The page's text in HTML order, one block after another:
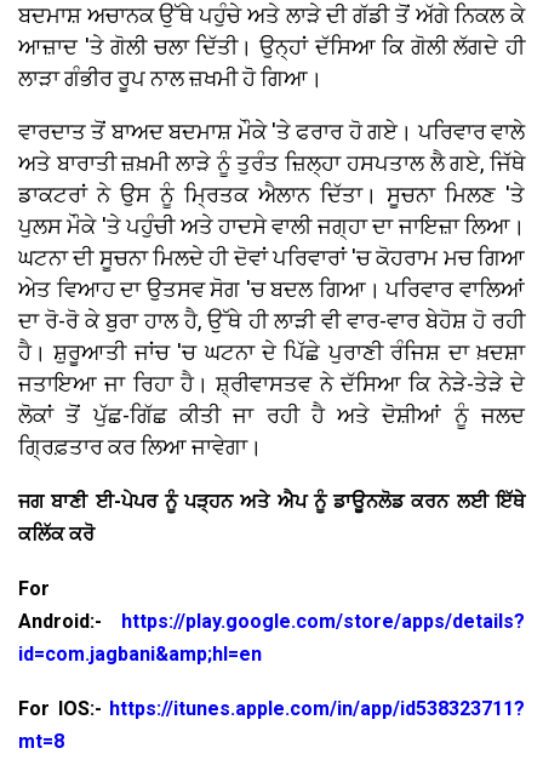
ਬਦਮਾਸ਼ ਅਚਾਨਕ ਉੱਥੇ ਪਹੁੰਚੇ ਅਤੇ ਲਾੜੇ ਦੀ ਗੱਡੀ ਤੋਂ ਅੱਗੇ ਨਿਕਲ ਕੇ
ਆਜ਼ਾਦ 'ਤੇ ਗੋਲੀ ਚਲਾ ਦਿੱਤੀ। ਉਨ੍ਹਾਂ ਦੱਸਿਆ ਕਿ ਗੋਲੀ ਲੱਗਦੇ ਹੀ
ਲਾੜਾ ਗੰਭੀਰ ਰੂਪ ਨਾਲ ਜ਼ਖਮੀ ਹੋ ਗਿਆ।
ਵਾਰਦਾਤ ਤੋਂ ਬਾਅਦ ਬਦਮਾਸ਼ ਮੌਕੇ 'ਤੇ ਫਰਾਰ ਹੋ ਗਏ। ਪਰਿਵਾਰ ਵਾਲੇ
ਅਤੇ ਬਾਰਾਤੀ ਜ਼ਖ਼ਮੀ ਲਾੜੇ ਨੂੰ ਤੁਰੰਤ ਜ਼ਿਲ੍ਹਾ ਹਸਪਤਾਲ ਲੈ ਗਏ, ਜਿੱਥੇ
ਡਾਕਟਰਾਂ ਨੇ ਉਸ ਨੂੰ ਮ੍ਰਿਤਕ ਐਲਾਨ ਦਿੱਤਾ। ਸੂਚਨਾ ਮਿਲਣ 'ਤੇ
ਪੁਲਸ ਮੌਕੇ 'ਤੇ ਪਹੁੰਚੀ ਅਤੇ ਹਾਦਸੇ ਵਾਲੀ ਜਗ੍ਹਾ ਦਾ ਜਾਇਜ਼ਾ ਲਿਆ।
ਘਟਨਾ ਦੀ ਸੂਚਨਾ ਮਿਲਦੇ ਹੀ ਦੋਵਾਂ ਪਰਿਵਾਰਾਂ 'ਚ ਕੋਹਰਾਮ ਮਚ ਗਿਆ
ਅੇਤ ਵਿਆਹ ਦਾ ਉਤਸਵ ਸੋਗ 'ਚ ਬਦਲ ਗਿਆ। ਪਰਿਵਾਰ ਵਾਲਿਆਂ
ਦਾ ਰੋ-ਰੋ ਕੇ ਬੁਰਾ ਹਾਲ ਹੈ, ਉੱਥੇ ਹੀ ਲਾੜੀ ਵੀ ਵਾਰ-ਵਾਰ ਬੇਹੋਸ਼ ਹੋ ਰਹੀ
ਹੈ। ਸ਼ੁਰੂਆਤੀ ਜਾਂਚ 'ਚ ਘਟਨਾ ਦੇ ਪਿੱਛੇ ਪੁਰਾਣੀ ਰੰਜਿਸ਼ ਦਾ ਖ਼ਦਸ਼ਾ
ਜਤਾਇਆ ਜਾ ਰਿਹਾ ਹੈ। ਸ਼੍ਰੀਵਾਸਤਵ ਨੇ ਦੱਸਿਆ ਕਿ ਨੇੜੇ-ਤੇੜੇ ਦੇ
ਲੋਕਾਂ ਤੋਂ ਪੁੱਛ-ਗਿੱਛ ਕੀਤੀ ਜਾ ਰਹੀ ਹੈ ਅਤੇ ਦੋਸ਼ੀਆਂ ਨੂੰ ਜਲਦ
ਗ੍ਰਿਫ਼ਤਾਰ ਕਰ ਲਿਆ ਜਾਵੇਗਾ।
ਜਗ ਬਾਣੀ ਈ-ਪੇਪਰ ਨੂੰ ਪੜ੍ਹਨ ਅਤੇ ਐਪ ਨੂੰ ਡਾਊਨਲੋਡ ਕਰਨ ਲਈ ਇੱਥੇ
ਕਲਿੱਕ ਕਰੋ
For
Android:- https://play.google.com/store/apps/details?
id=com.jagbani&amp;hl=en
For IOS:- https://itunes.apple.com/in/app/id538323711?
mt=8